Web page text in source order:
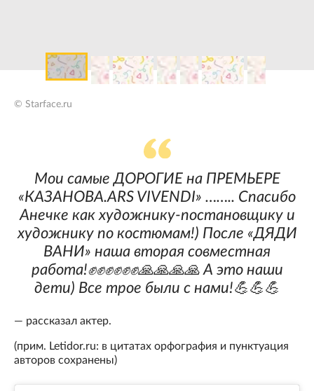
© Starface.ru
Мои самые ДОРОГИЕ на ПРЕМЬЕРЕ
«КАЗАНОВА.ARS VIVENDI» …….. Спасибо
Анечке как художнику-постановщику и
художнику по костюмам!) После «ДЯДИ
ВАНИ» наша вторая совместная
работа!✊✊✊✊✊✊🙏🙏🙏🙏 А это наши
дети) Все трое были с нами!💪💪💪
— рассказал актер.
(прим. Letidor.ru: в цитатах орфография и пунктуация
авторов сохранены)